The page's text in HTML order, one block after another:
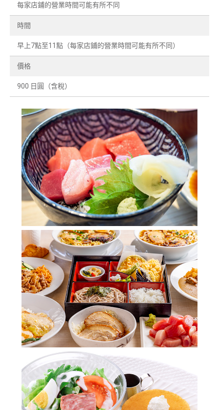
每家店鋪的營業時間可能有所不同
時間
早上7點至11點（每家店鋪的營業時間可能有所不同）
價格
900 日圓（含稅）